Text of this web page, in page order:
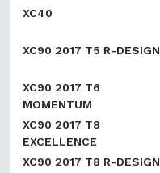
XC40
XC90 2017 T5 R-DESIGN
XC90 2017 T6
MOMENTUM
XC90 2017 T8
EXCELLENCE
XC90 2017 T8 R-DESIGN